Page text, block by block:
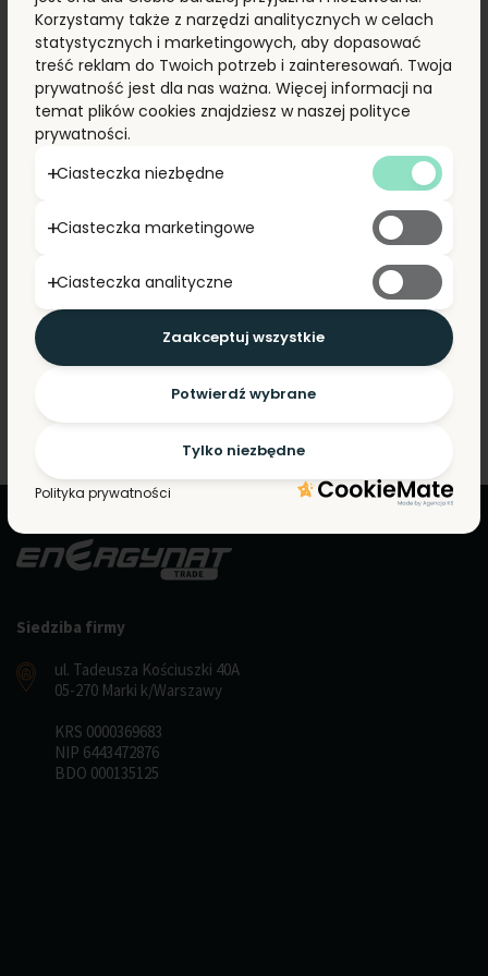
kolejny sukces SOFAR
i Energynat Trade
Źródło: Rynek Instalacyjny
W ubiegłym tygodniu zakończyła się jesienna edycja
SOFAR Roadshow – kultowego cyklu spotkań
szkoleniowo-networkingowych organizowanych
przez markę SOFAR wraz z oficjalnym
dystrybutorem urządzeń SOFAR, firmą Energynat
Trade. Wydarzenie po raz kolejny zakończyło się
sukcesem – swoją wiedzę pogłębiło kilkuset
Siedziba firmy
ul. Tadeusza Kościuszki 40A
05-270 Marki k/Warszawy
KRS 0000369683
NIP 6443472876
BDO 000135125
Korzystamy także z narzędzi analitycznych w celach
statystycznych i marketingowych, aby dopasować
treść reklam do Twoich potrzeb i zainteresowań. Twoja
prywatność jest dla nas ważna. Więcej informacji na
temat plików cookies znajdziesz w naszej polityce
prywatności.
Ciasteczka niezbędne
Ciasteczka marketingowe
Ciasteczka analityczne
Tylko niezbędne
Potwierdź wybrane
Zaakceptuj wszystkie
Polityka prywatności